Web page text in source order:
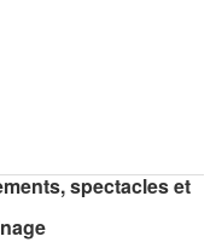
spectacles et